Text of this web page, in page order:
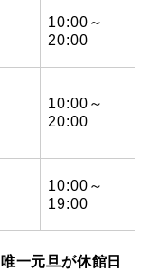
10:00～
20:00
10:00～
20:00
10:00～
19:00
唯一元旦が休館日